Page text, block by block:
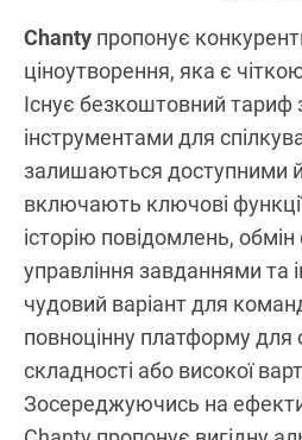
Chanty пропонує
ціноутворення, яка є
Існує безкоштовний тариф
інструментами для
залишаються доступними
включають ключові
історію повідомлень,
управління завданнями та
чудовий варіант для
повноцінну платформу для
складності або високої
Зосереджуючись на